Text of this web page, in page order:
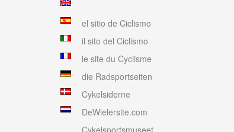
el sitio de Ciclismo
il sito del Ciclismo
le site du Cyclisme
die Radsportseiten
Cykelsiderne
DeWielersite.com